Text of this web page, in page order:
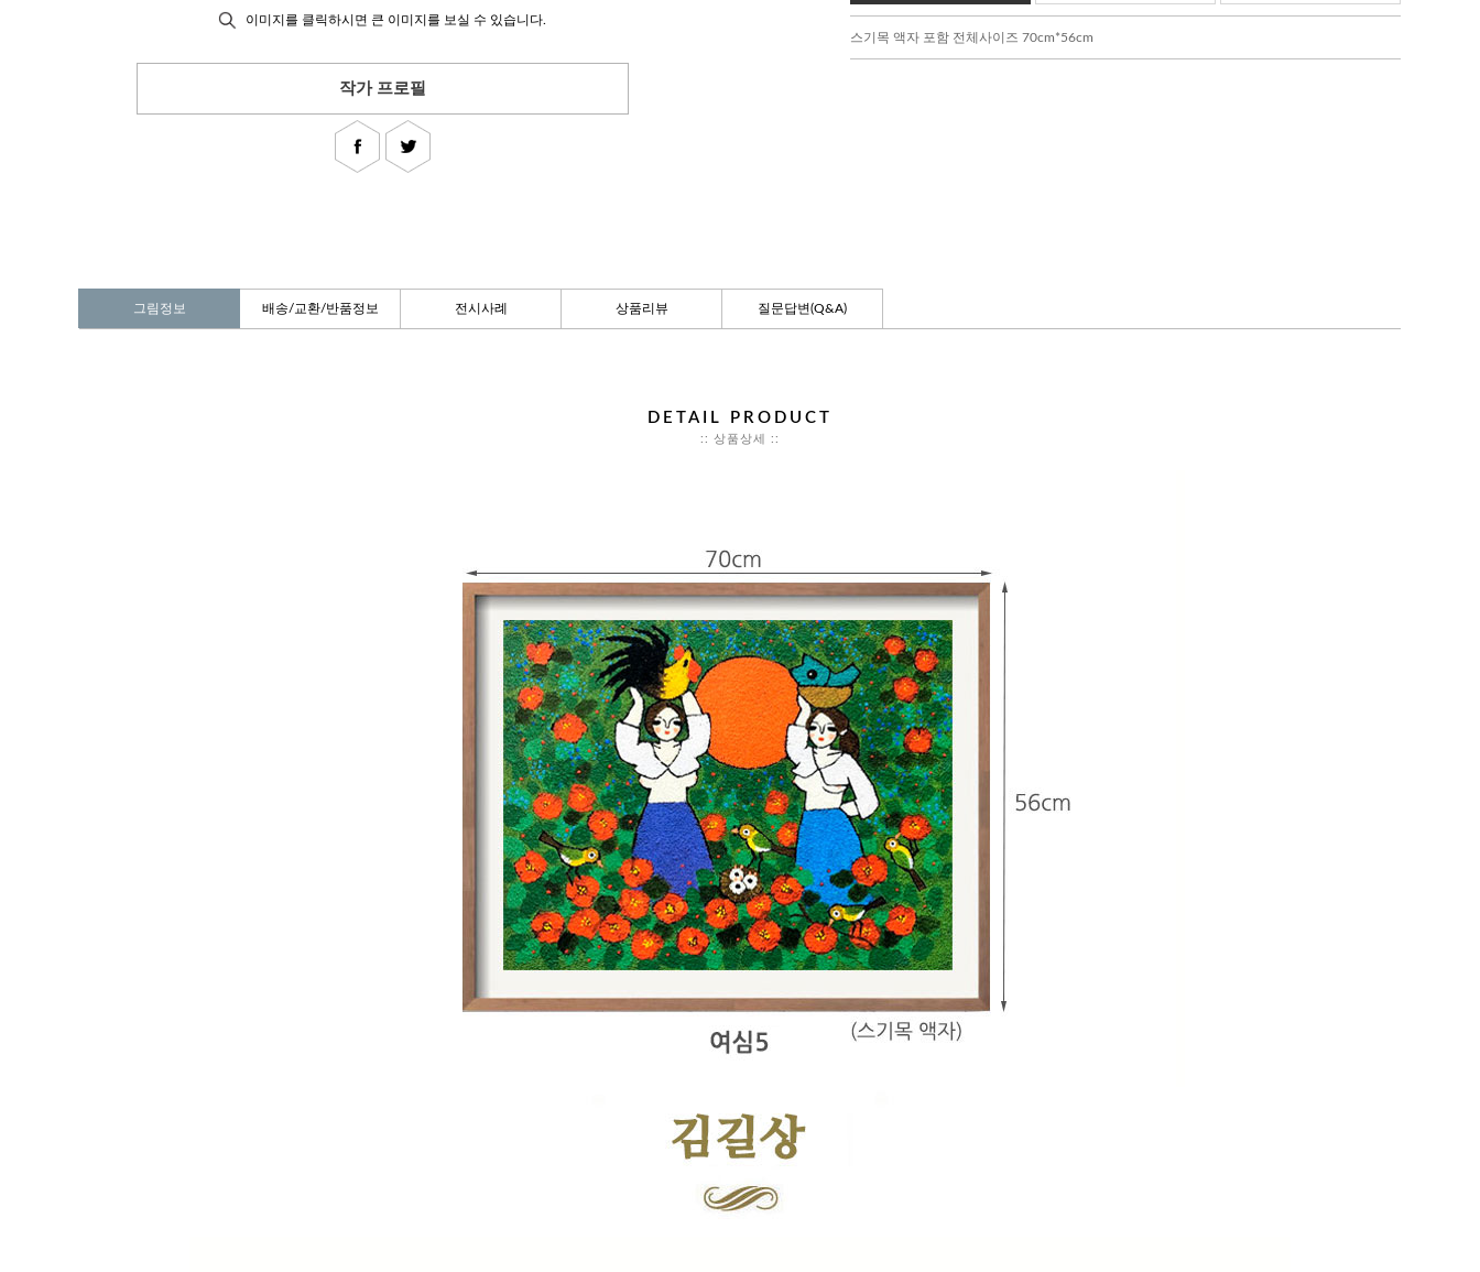
이미지를 클릭하시면 큰 이미지를 보실 수 있습니다.
작가 프로필
스기목 액자 포함 전체사이즈 70cm*56cm
그림정보 배송/교환/반품정보 전시사례 상품리뷰 질문답변(Q&A)
DETAIL PRODUCT
:: 상품상세 ::